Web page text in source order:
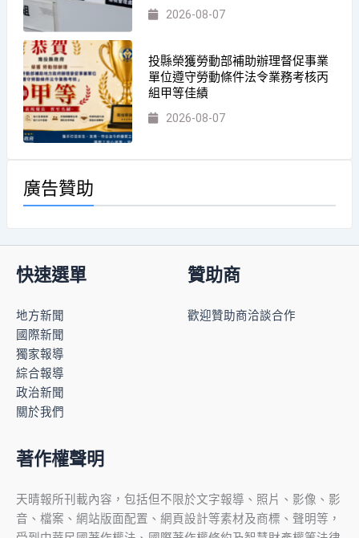
2026-08-07
投縣榮獲勞動部補助辦理督促事業
單位遵守勞動條件法令業務考核丙
組甲等佳績
2026-08-07
廣告贊助
快速選單
地方新聞
國際新聞
獨家報導
綜合報導
政治新聞
關於我們
贊助商
歡迎贊助商洽談合作
著作權聲明
天晴報所刊載內容，包括但不限於文字報導、照片、影像、影
音、檔案、網站版面配置、網頁設計等素材及商標、聲明等，